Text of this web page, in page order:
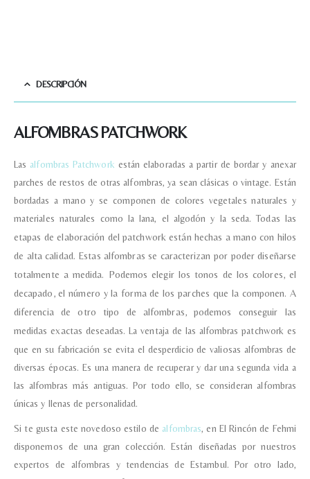
DESCRIPCIÓN
ALFOMBRAS PATCHWORK
Las alfombras Patchwork están elaboradas a partir de bordar y anexar
parches de restos de otras alfombras, ya sean clásicas o vintage. Están
bordadas a mano y se componen de colores vegetales naturales y
materiales naturales como la lana, el algodón y la seda.Todas las
etapas de elaboración del patchwork están hechas a mano con hilos
de alta calidad. Estas alfombras se caracterizan por poder diseñarse
totalmente a medida. Podemos elegir los tonos de los colores, el
decapado, el número y la forma de los parches que la componen. A
diferencia de otro tipo de alfombras, podemos conseguir las
medidas exactas deseadas.La ventaja de las alfombras patchwork es
que en su fabricación se evita el desperdicio de valiosas alfombras de
diversas épocas. Es una manera de recuperar y dar una segunda vida a
las alfombras más antiguas. Por todo ello, se consideran alfombras
únicas y llenas de personalidad.
Si te gusta este novedoso estilo de alfombras, en El Rincón de Fehmi
disponemos de una gran colección. Están diseñadas por nuestros
expertos de alfombras y tendencias de Estambul. Por otro lado,